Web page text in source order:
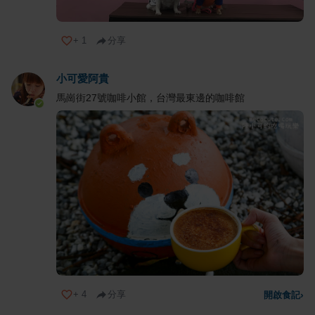
+ 1 分享
小可愛阿貴
馬崗街27號咖啡小館，台灣最東邊的咖啡館
+ 4 分享 開啟食記›